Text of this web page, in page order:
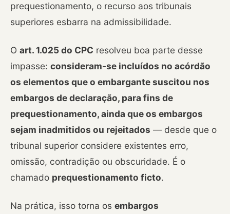
prequestionamento, o recurso aos tribunais
superiores esbarra na admissibilidade.
O art. 1.025 do CPC resolveu boa parte desse
impasse: consideram-se incluídos no acórdão
os elementos que o embargante suscitou nos
embargos de declaração, para fins de
prequestionamento, ainda que os embargos
sejam inadmitidos ou rejeitados — desde que o
tribunal superior considere existentes erro,
omissão, contradição ou obscuridade. É o
chamado prequestionamento ficto.
Na prática, isso torna os embargos